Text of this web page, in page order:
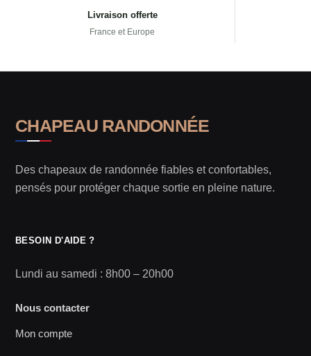
Livraison offerte
France et Europe
CHAPEAU RANDONNÉE
Des chapeaux de randonnée fiables et confortables,
pensés pour protéger chaque sortie en pleine nature.
BESOIN D'AIDE ?
Lundi au samedi : 8h00 – 20h00
Nous contacter
Mon compte